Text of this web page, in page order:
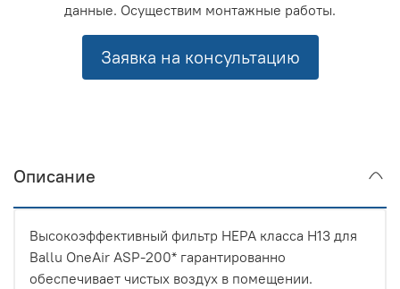
данные. Осуществим монтажные работы.
Заявка на консультацию
Описание
Высокоэффективный фильтр HEPA класса H13 для
Ballu OneAir ASP-200* гарантированно
обеспечивает чистых воздух в помещении.